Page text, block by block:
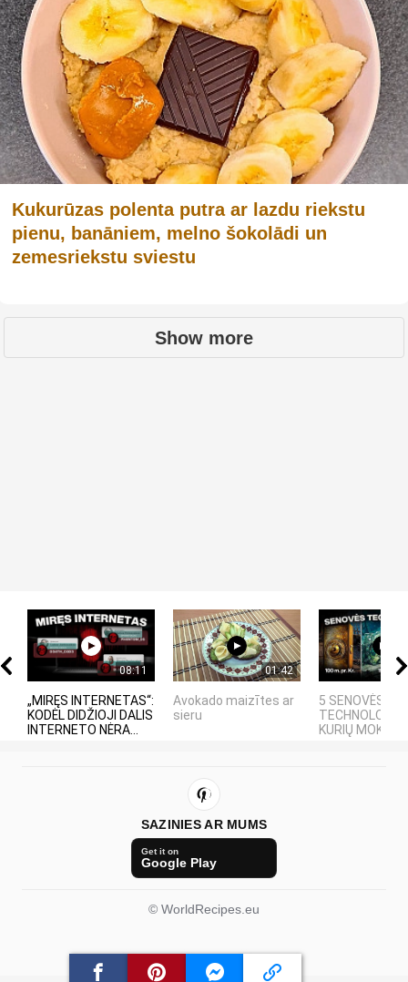
Kukurūzas polenta putra ar lazdu riekstu
pienu, banāniem, melno šokolādi un
zemesriekstu sviestu
Show more
08:11
„MIRĘS INTERNETAS“:
KODĖL DIDŽIOJI DALIS
INTERNETO NĖRA...
01:42
Avokado maizītes ar
sieru
5 SENOVĖS
KURIŲ
SAZINIES AR MUMS
Get it on
Google Play
© WorldRecipes.eu